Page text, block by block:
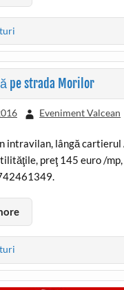
pe strada Morilor
Eveniment Valcean
intravilan, lângă
preţ 145 euro /mp,